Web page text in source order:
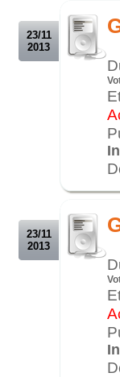
23/11
2013
23/11
2013